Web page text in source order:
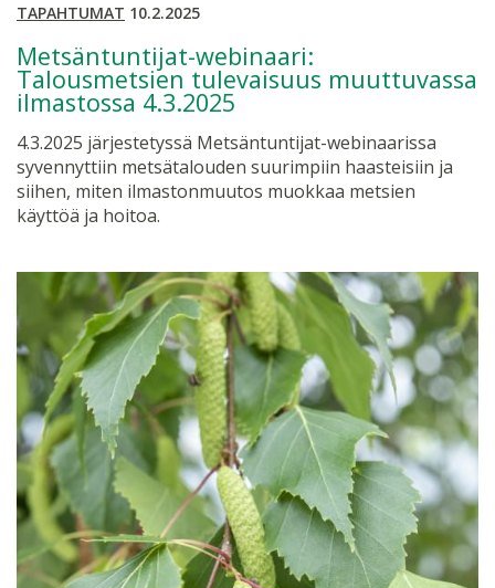
TAPAHTUMAT 10.2.2025
Metsäntuntijat-webinaari:
Talousmetsien tulevaisuus muuttuvassa
ilmastossa 4.3.2025
4.3.2025 järjestetyssä Metsäntuntijat-webinaarissa
syvennyttiin metsätalouden suurimpiin haasteisiin ja
siihen, miten ilmastonmuutos muokkaa metsien
käyttöä ja hoitoa.